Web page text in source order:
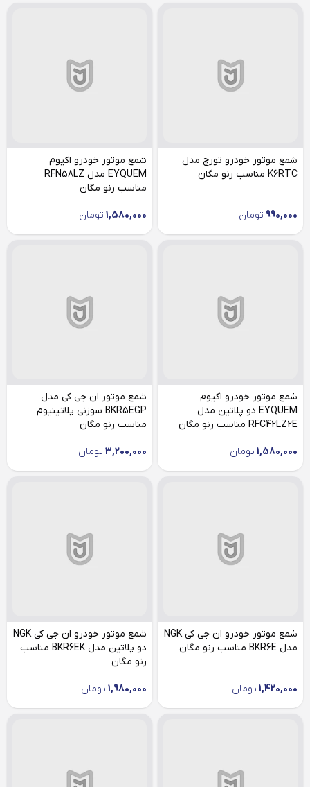
شمع موتور خودرو تورچ مدل
K6RTC مناسب رنو مگان
990,000 تومان
شمع موتور خودرو اکیوم
EYQUEM مدل RFN58LZ
مناسب رنو مگان
1,580,000 تومان
شمع موتور خودرو اکیوم
EYQUEM دو پلاتین مدل
RFC42LZ2E مناسب رنو مگان
1,580,000 تومان
شمع موتور ان جی کی مدل
BKR5EGP سوزنی پلاتینیوم
مناسب رنو مگان
3,200,000 تومان
شمع موتور خودرو ان جی کی NGK
مدل BKR6E مناسب رنو مگان
1,420,000 تومان
شمع موتور خودرو ان جی کی NGK
دو پلاتین مدل BKR6EK مناسب
رنو مگان
1,980,000 تومان